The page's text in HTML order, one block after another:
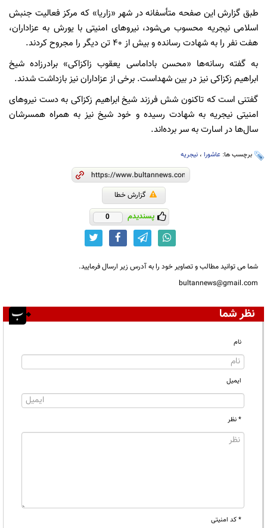
طبق گزارش این صفحه متأسفانه در شهر «زاریا» که مرکز فعالیت جنبش
اسلامی نیجریه محسوب می‌شود، نیروهای امنیتی با یورش به عزاداران،
هفت نفر را به شهادت رسانده و بیش از ۴۰ تن دیگر را مجروح کردند.
به گفته رسانه‌ها «محسن باداماسی یعقوب زاکزاکی» برادرزاده شیخ
ابراهیم زکزاکی نیز در بین شهداست. برخی از عزاداران نیز بازداشت شدند.
گفتنی است که تاکنون شش فرزند شیخ ابراهیم زکزاکی به دست نیروهای
امنیتی نیجریه به شهادت رسیده و خود شیخ نیز به همراه همسرشان
سال‌ها در اسارت به سر برده‌اند.
برچسب ها: عاشورا ، نیجریه
گزارش خطا
پسندیدم 0
شما می توانید مطالب و تصاویر خود را به آدرس زیر ارسال فرمایید.
bultannews@gmail.com
نظر شما
نام
ایمیل
* نظر
* کد امنیتی